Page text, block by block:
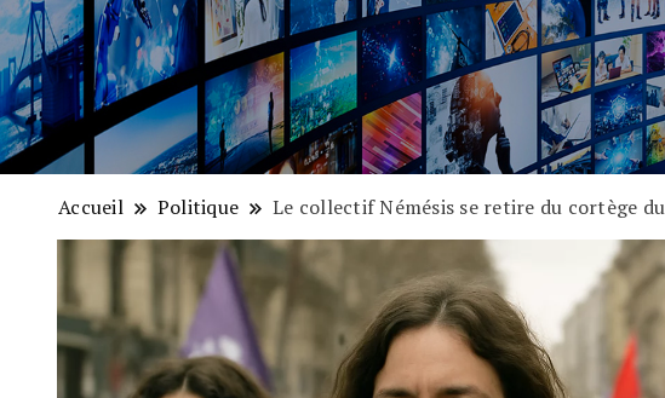
Accueil Politique Le collectif Némésis se retire du cortège